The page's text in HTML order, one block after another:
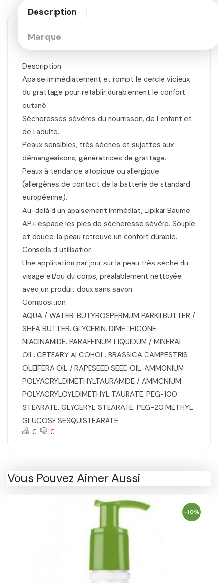
Description
Marque
Description
Apaise immédiatement et rompt le cercle vicieux
du grattage pour retablir durablement le confort
cutané.
Sécheresses sévères du nourrisson, de l enfant et
de l adulte.
Peaux sensibles, très sèches et sujettes aux
démangeaisons, génératrices de grattage.
Peaux à tendance atopique ou allergique
(allergènes de contact de la batterie de standard
européenne).
Au-delà d un apaisement immédiat, Lipikar Baume
AP+ espace les pics de sécheresse sévère. Souple
et douce, la peau retrouve un confort durable.
Conseils d utilisation
Une application par jour sur la peau très sèche du
visage et/ou du corps, préalablement nettoyée
avec un produit doux sans savon.
Composition
AQUA / WATER. BUTYROSPERMUM PARKII BUTTER /
SHEA BUTTER. GLYCERIN. DIMETHICONE.
NIACINAMIDE. PARAFFINUM LIQUIDUM / MINERAL
OIL. CETEARY ALCOHOL. BRASSICA CAMPESTRIS
OLEIFERA OIL / RAPESEED SEED OIL. AMMONIUM
POLYACRYLDIMETHYLTAURAMIDE / AMMONIUM
POLYACRYLOYLDIMETHYL TAURATE. PEG-100
STEARATE. GLYCERYL STEARATE. PEG-20 METHYL
GLUCOSE SESQUISTEARATE.
0 0
Vous Pouvez Aimer Aussi
-10%